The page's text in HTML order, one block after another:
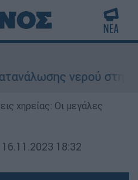
νερού στη
χηρείας: Οι μεγάλες
16.11.2023 18:32